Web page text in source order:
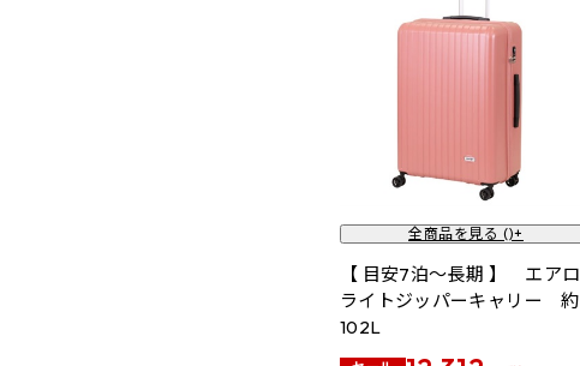
全商品を見る ()+
【 目安7泊～長期 】 エアロ
ライトジッパーキャリー 約
102L